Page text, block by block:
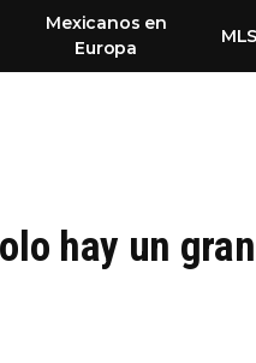
Mexicanos en
Europa
MLS
hay un